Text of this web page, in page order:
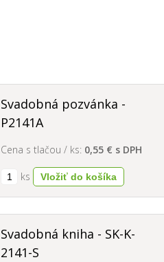
Svadobná pozvánka -
P2141A
Cena s tlačou / ks: 0,55 € s DPH
ks
Svadobná kniha - SK-K-
2141-S